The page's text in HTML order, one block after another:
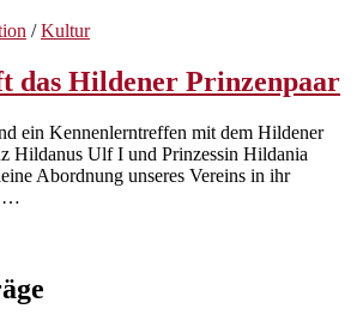
/Kultur
das Hildener Prinzenpaar
ein Kennenlerntreffen mit dem Hildener
Hildanus Ulf I und Prinzessin Hildania
Abordnung unseres Vereins in ihr
…